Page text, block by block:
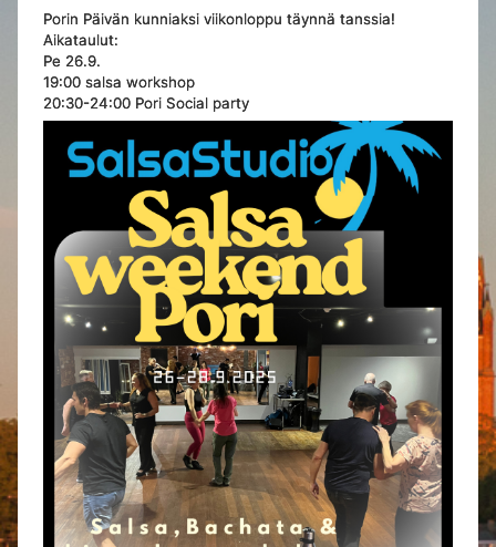
Porin Päivän kunniaksi viikonloppu täynnä tanssia!
Aikataulut:
Pe 26.9.
19:00 salsa workshop
20:30-24:00 Pori Social party